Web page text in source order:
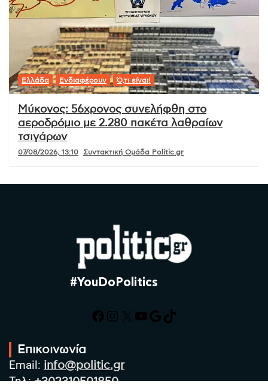
Ελλάδα Ενδιαφέρουν Ό,τι είναι!
Μύκονος: 56χρονος συνελήφθη στο
αεροδρόμιο με 2.280 πακέτα λαθραίων
τσιγάρων
07/08/2026, 13:10 Συντακτική Ομάδα Politic.gr
#YouDoPolitics
Facebook
Instagram
X YouTube
Google
TikTok
Επικοινωνία
Email: info@politic.gr
Τηλ:+302310501850